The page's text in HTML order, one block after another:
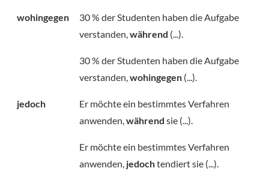
wohingegen
30 % der Studenten haben die Aufgabe
verstanden,während (...).
30 % der Studenten haben die Aufgabe
verstanden,wohingegen (...).
jedoch
Er möchte ein bestimmtes Verfahren
anwenden,während sie (...).
Er möchte ein bestimmtes Verfahren
anwenden, jedochtendiert sie (...).